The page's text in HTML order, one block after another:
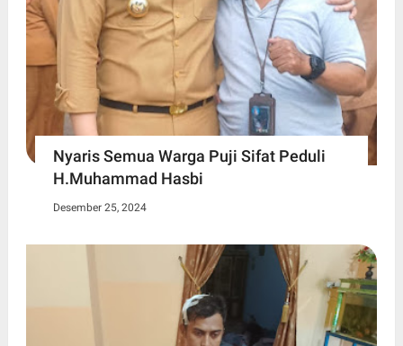
Nyaris Semua Warga Puji Sifat Peduli
H.Muhammad Hasbi
Desember 25, 2024